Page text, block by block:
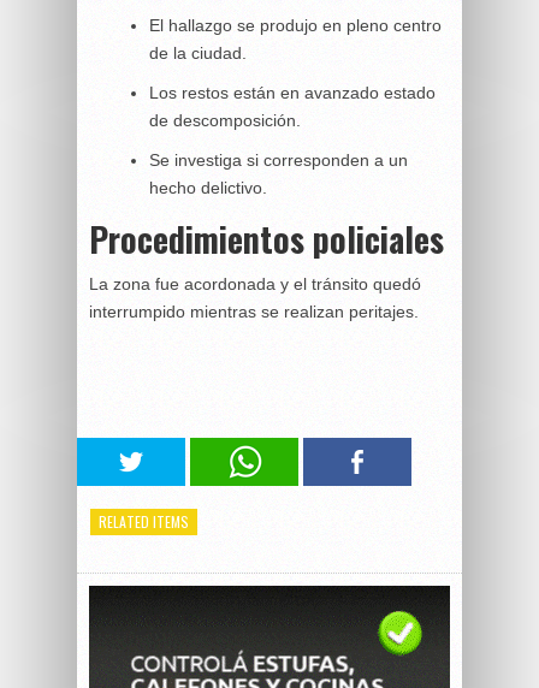
El hallazgo se produjo en pleno centro
de la ciudad.
Los restos están en avanzado estado
de descomposición.
Se investiga si corresponden a un
hecho delictivo.
Procedimientos policiales
La zona fue acordonada y el tránsito quedó
interrumpido mientras se realizan peritajes.
RELATED ITEMS